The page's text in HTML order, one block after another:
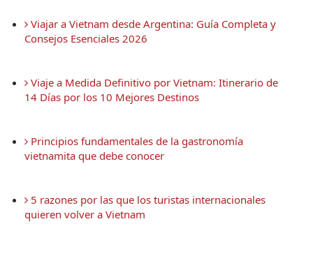
Viajar a Vietnam desde Argentina: Guía Completa y
Consejos Esenciales 2026
Viaje a Medida Definitivo por Vietnam: Itinerario de
14 Días por los 10 Mejores Destinos
Principios fundamentales de la gastronomía
vietnamita que debe conocer
5 razones por las que los turistas internacionales
quieren volver a Vietnam